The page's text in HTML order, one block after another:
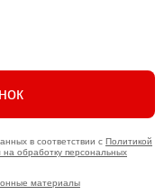
в соответствии с Политикой
на обработку персональных
материалы